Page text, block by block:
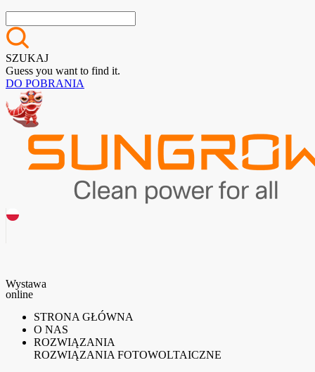
SZUKAJ
Guess you want to find it.
DO POBRANIA
Wystawa
online
STRONA GŁÓWNA
O NAS
ROZWIĄZANIA
ROZWIĄZANIA FOTOWOLTAICZNE